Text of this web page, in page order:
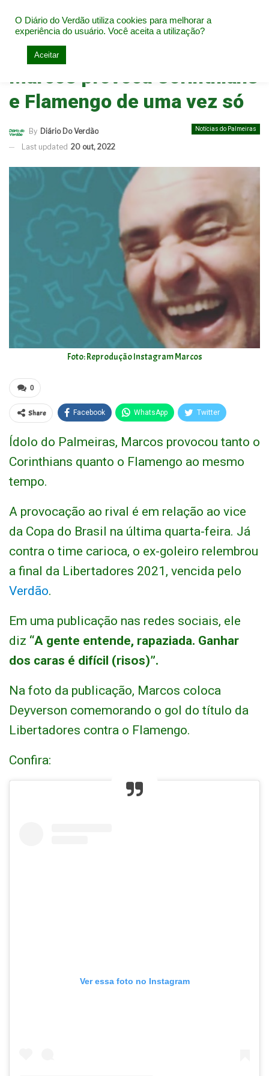
Home Notícias do Palmeiras
Marcos provoca Corinthians
e Flamengo de uma vez só
Notícias do Palmeiras
By Diário Do Verdão
Last updated 20 out, 2022
Foto: Reprodução Instagram Marcos
0
Share Facebook WhatsApp Twitter
Ídolo do Palmeiras, Marcos provocou tanto o
Corinthians quanto o Flamengo ao mesmo
tempo.
A provocação ao rival é em relação ao vice
da Copa do Brasil na última quarta-feira. Já
contra o time carioca, o ex-goleiro relembrou
a final da Libertadores 2021, vencida pelo
Verdão.
Em uma publicação nas redes sociais, ele
diz “A gente entende, rapaziada. Ganhar
dos caras é difícil (risos)”.
Na foto da publicação, Marcos coloca
Deyverson comemorando o gol do título da
Libertadores contra o Flamengo.
Confira:
Ver essa foto no Instagram
O Diário do Verdão utiliza cookies para melhorar a
experiência do usuário. Você aceita a utilização?
Aceitar